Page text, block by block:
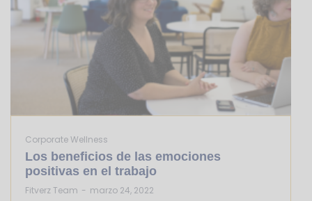
Corporate Wellness
Los beneficios de las emociones
positivas en el trabajo
by
Fitverz Team marzo 24, 2022